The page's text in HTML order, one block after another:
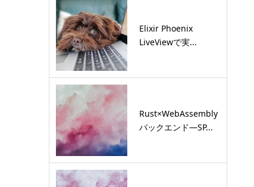
Elixir Phoenix
LiveViewで実...
Rust×WebAssembly
バックエンド―SP...